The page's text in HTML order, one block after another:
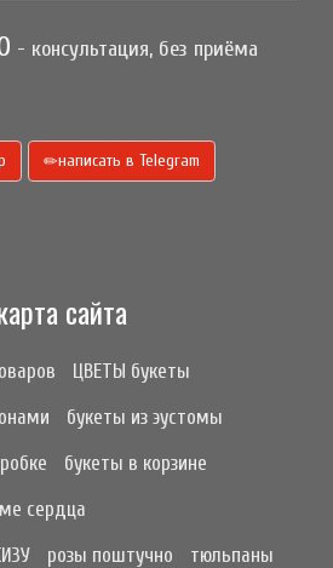
- консультация, без приёма
написать в Telegram
сайта
ЦВЕТЫ букеты
букеты из эустомы
букеты в корзине
сердца
розы поштучно
тюльпаны